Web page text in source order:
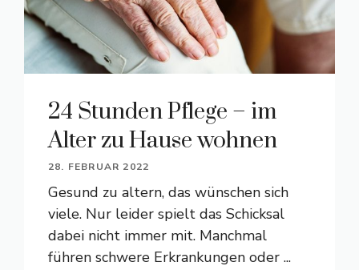
24 Stunden Pflege – im
Alter zu Hause wohnen
28. FEBRUAR 2022
Gesund zu altern, das wünschen sich
viele. Nur leider spielt das Schicksal
dabei nicht immer mit. Manchmal
führen schwere Erkrankungen oder ...